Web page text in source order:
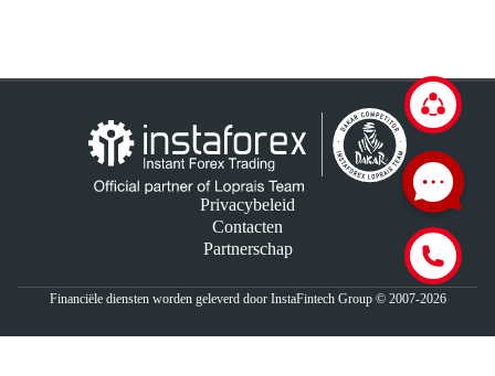
Privacybeleid
Contacten
Partnerschap
Financiële diensten worden geleverd door InstaFintech Group © 2007-2026